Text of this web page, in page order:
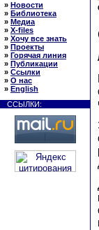
» Новости
» Библиотека
» Медиа
» X-files
» Хочу все знать
» Проекты
» Горячая линия
» Публикации
» Ссылки
» О нас
» English
ССЫЛКИ: